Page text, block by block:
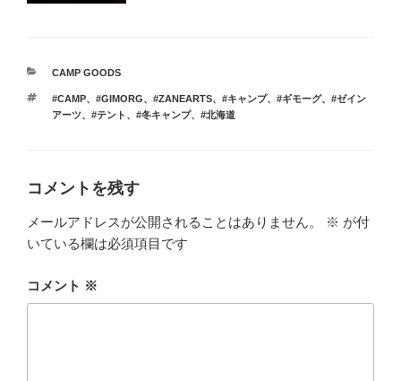
カ
ゴ
リ
CAMP GOODS
タ
グ
#CAMP、 #GIMORG、 #ZANEARTS、 #キャンプ、 #ギモーグ、 #ゼイン
アーツ、 #テント 、 #冬キャンプ、 #北海道
コメントを残す
メールアドレスが公開されることはありません。 ※ が付
いている欄は必須項目です
コメント ※